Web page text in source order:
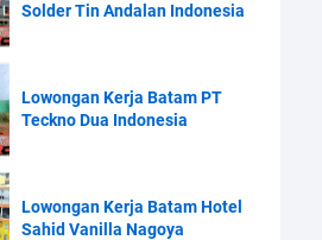
Solder Tin Andalan Indonesia
Lowongan Kerja Batam PT
Teckno Dua Indonesia
Lowongan Kerja Batam Hotel
Sahid Vanilla Nagoya